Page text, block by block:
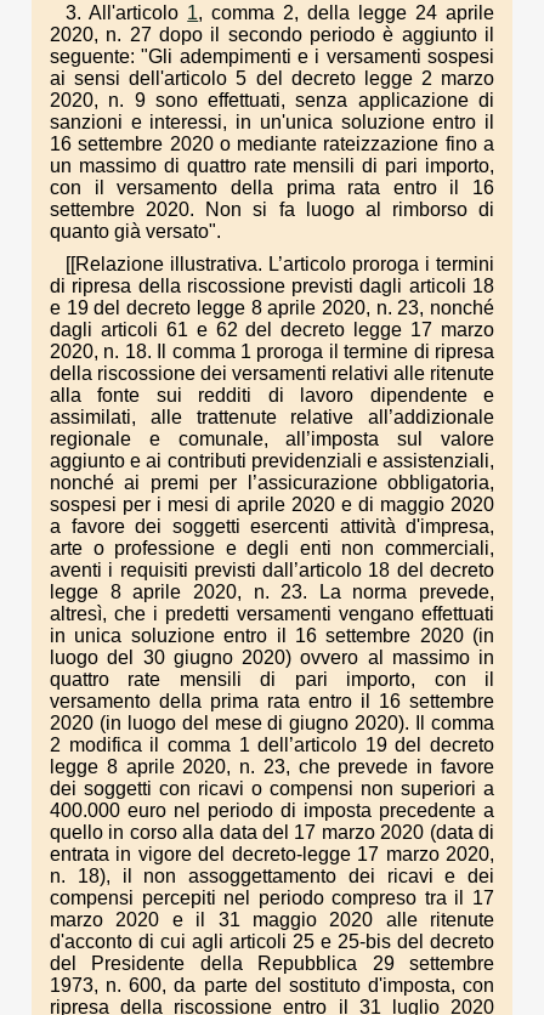
3. All'articolo 1, comma 2, della legge 24 aprile
2020, n. 27 dopo il secondo periodo è aggiunto il
seguente: "Gli adempimenti e i versamenti sospesi
ai sensi dell'articolo 5 del decreto legge 2 marzo
2020, n. 9 sono effettuati, senza applicazione di
sanzioni e interessi, in un'unica soluzione entro il
16 settembre 2020 o mediante rateizzazione fino a
un massimo di quattro rate mensili di pari importo,
con il versamento della prima rata entro il 16
settembre 2020. Non si fa luogo al rimborso di
quanto già versato".
[[Relazione illustrativa. L’articolo proroga i termini
di ripresa della riscossione previsti dagli articoli 18
e 19 del decreto legge 8 aprile 2020, n. 23, nonché
dagli articoli 61 e 62 del decreto legge 17 marzo
2020, n. 18. Il comma 1 proroga il termine di ripresa
della riscossione dei versamenti relativi alle ritenute
alla fonte sui redditi di lavoro dipendente e
assimilati, alle trattenute relative all’addizionale
regionale e comunale, all’imposta sul valore
aggiunto e ai contributi previdenziali e assistenziali,
nonché ai premi per l’assicurazione obbligatoria,
sospesi per i mesi di aprile 2020 e di maggio 2020
a favore dei soggetti esercenti attività d'impresa,
arte o professione e degli enti non commerciali,
aventi i requisiti previsti dall’articolo 18 del decreto
legge 8 aprile 2020, n. 23. La norma prevede,
altresì, che i predetti versamenti vengano effettuati
in unica soluzione entro il 16 settembre 2020 (in
luogo del 30 giugno 2020) ovvero al massimo in
quattro rate mensili di pari importo, con il
versamento della prima rata entro il 16 settembre
2020 (in luogo del mese di giugno 2020). Il comma
2 modifica il comma 1 dell’articolo 19 del decreto
legge 8 aprile 2020, n. 23, che prevede in favore
dei soggetti con ricavi o compensi non superiori a
400.000 euro nel periodo di imposta precedente a
quello in corso alla data del 17 marzo 2020 (data di
entrata in vigore del decreto-legge 17 marzo 2020,
n. 18), il non assoggettamento dei ricavi e dei
compensi percepiti nel periodo compreso tra il 17
marzo 2020 e il 31 maggio 2020 alle ritenute
d'acconto di cui agli articoli 25 e 25-bis del decreto
del Presidente della Repubblica 29 settembre
1973, n. 600, da parte del sostituto d'imposta, con
ripresa della riscossione entro il 31 luglio 2020